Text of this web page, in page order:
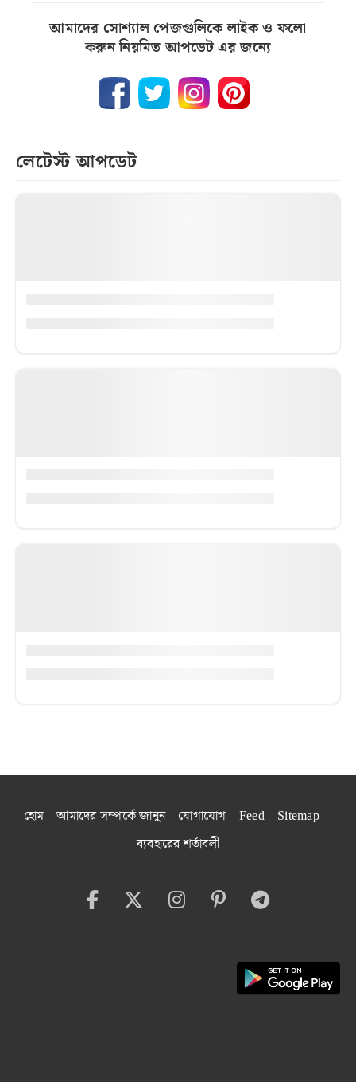
আমাদের সোশ্যাল পেজগুলিকে লাইক ও ফলো
করুন নিয়মিত আপডেট এর জন্যে
লেটেস্ট আপডেট
হোম আমাদের সম্পর্কে জানুন যোগাযোগ Feed
Sitemap
ব্যবহারের শর্তাবলী